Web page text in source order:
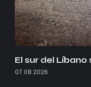
El sur del Líbano
07.08.2026